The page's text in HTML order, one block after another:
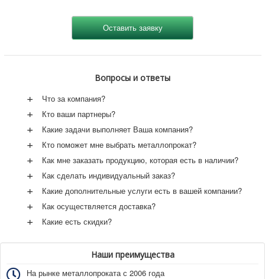
Вопросы и ответы
+ Что за компания?
+ Кто ваши партнеры?
+ Какие задачи выполняет Ваша компания?
+ Кто поможет мне выбрать металлопрокат?
+ Как мне заказать продукцию, которая есть в наличии?
+ Как сделать индивидуальный заказ?
+ Какие дополнительные услуги есть в вашей компании?
+ Как осуществляется доставка?
+ Какие есть скидки?
Наши преимущества
На рынке металлопроката с 2006 года